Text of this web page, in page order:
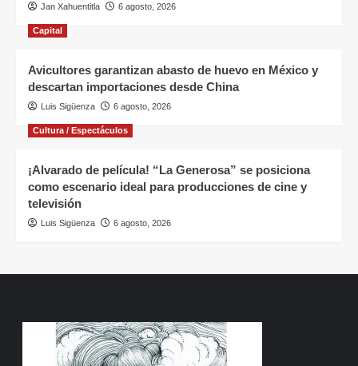
Jan Xahuentitla 6 agosto, 2026
Capital
Avicultores garantizan abasto de huevo en México y
descartan importaciones desde China
Luis Sigüenza 6 agosto, 2026
Cultura / Espectáculos
¡Alvarado de película! “La Generosa” se posiciona
como escenario ideal para producciones de cine y
televisión
Luis Sigüenza 6 agosto, 2026